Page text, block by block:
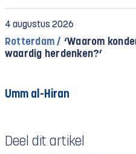
4 augustus 2026
Rotterdam / ‘Waarom
waardig herdenken?’
Umm al-Hiran
Deel dit artikel